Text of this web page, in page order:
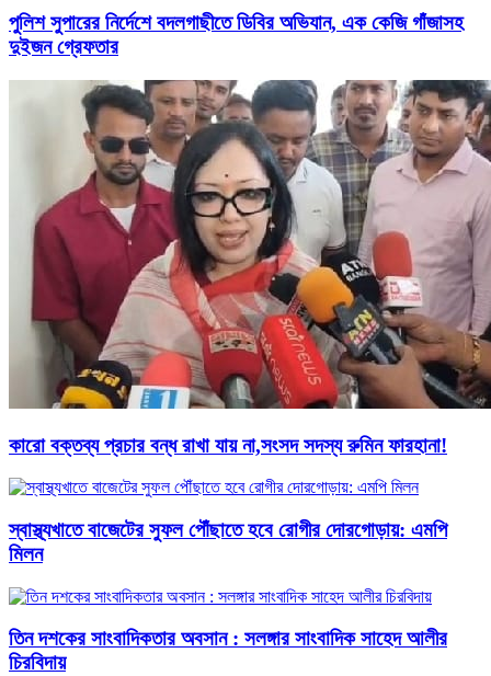
পুলিশ সুপারের নির্দেশে বদলগাছীতে ডিবির অভিযান, এক কেজি গাঁজাসহ
দুইজন গ্রেফতার
কারো বক্তব্য প্রচার বন্ধ রাখা যায় না,সংসদ সদস্য রুমিন ফারহানা!
স্বাস্থ্যখাতে বাজেটের সুফল পৌঁছাতে হবে রোগীর দোরগোড়ায়: এমপি
মিলন
তিন দশকের সাংবাদিকতার অবসান : সলঙ্গার সাংবাদিক সাহেদ আলীর
চিরবিদায়